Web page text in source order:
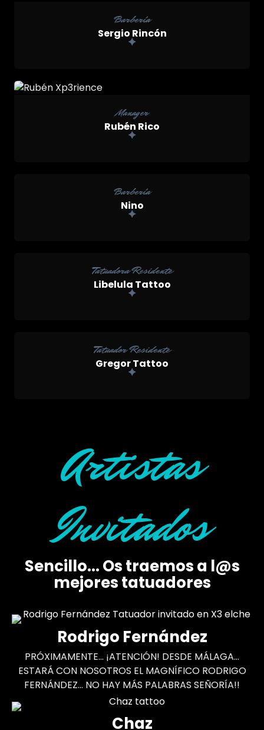
Barbería
Sergio Rincón
Manager
Rubén Rico
Barbería
Nino
Tatuadora Residente
Libelula Tattoo
Tatuador Residente
Gregor Tattoo
Artistas
Invitados
Sencillo... Os traemos a l@s
mejores tatuadores
Rodrigo Fernández
PRÓXIMAMENTE... ¡ATENCIÓN! DESDE MÁLAGA...
ESTARÁ CON NOSOTROS EL MAGNÍFICO RODRIGO
FERNÁNDEZ... NO HAY MÁS PALABRAS SEÑORÍA!!
Chaz